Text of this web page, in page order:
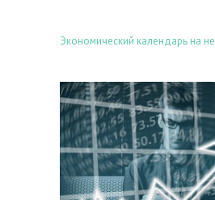
Экономический календарь на